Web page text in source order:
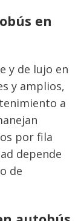
en
y de lujo en
y amplios,
a
por fila
depende
de